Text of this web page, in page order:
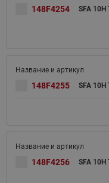
148F4254 SFA
148F4255 SFA
148F4256 SFA